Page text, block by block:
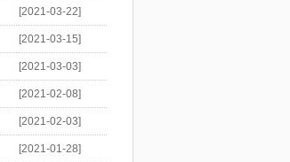
[2021-03-22]
[2021-03-15]
[2021-03-03]
[2021-02-08]
[2021-02-03]
[2021-01-28]